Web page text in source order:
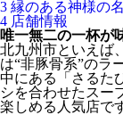
3 縁のある神様の
4 店舗情報
唯一無二の一杯が
北九州市といえば
は“非豚骨系”のラ
中にある「さるた
シを合わせたスー
楽しめる人気店で